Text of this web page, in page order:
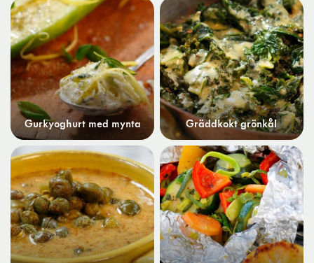
Gurkyoghurt med mynta Gräddkokt grönkål